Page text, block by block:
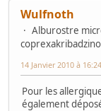
Wulfnoth
Alburostre
14 Janvier 2010 à 16:24
Pour les
également